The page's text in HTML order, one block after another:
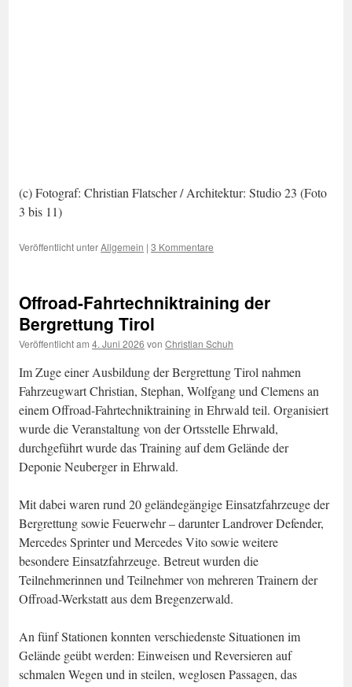
(c) Fotograf: Christian Flatscher / Architektur: Studio 23 (Foto
3 bis 11)
Veröffentlicht unterAllgemein | 3 Kommentare
Offroad-Fahrtechniktraining der
Bergrettung Tirol
Veröffentlicht am 4. Juni 2026 von Christian Schuh
Im Zuge einer Ausbildung der Bergrettung Tirol nahmen
Fahrzeugwart Christian, Stephan, Wolfgang und Clemens an
einem Offroad-Fahrtechniktraining in Ehrwald teil. Organisiert
wurde die Veranstaltung von der Ortsstelle Ehrwald,
durchgeführt wurde das Training auf dem Gelände der
Deponie Neuberger in Ehrwald.
Mit dabei waren rund 20 geländegängige Einsatzfahrzeuge der
Bergrettung sowie Feuerwehr – darunter Landrover Defender,
Mercedes Sprinter und Mercedes Vito sowie weitere
besondere Einsatzfahrzeuge. Betreut wurden die
Teilnehmerinnen und Teilnehmer von mehreren Trainern der
Offroad-Werkstatt aus dem Bregenzerwald.
An fünf Stationen konnten verschiedenste Situationen im
Gelände geübt werden: Einweisen und Reversieren auf
schmalen Wegen und in steilen, weglosen Passagen, das